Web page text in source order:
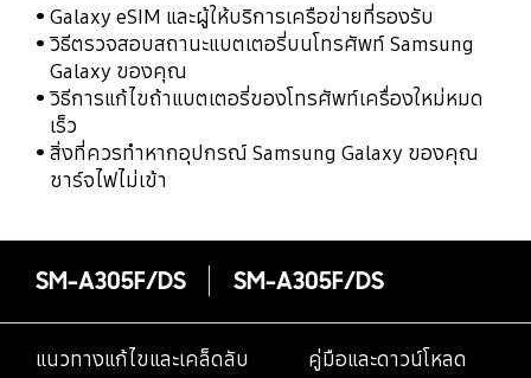
Galaxy eSIM และผู้ให้บริการเครือข่ายที่รองรับ
วิธีตรวจสอบสถานะแบตเตอรี่บนโทรศัพท์ Samsung
Galaxy ของคุณ
วิธีการแก้ไขถ้าแบตเตอรี่ของโทรศัพท์เครื่องใหม่หมด
เร็ว
สิ่งที่ควรทำหากอุปกรณ์ Samsung Galaxy ของคุณ
ชาร์จไฟไม่เข้า
SM-A305F/DS SM-A305F/DS
แนวทางแก้ไขและเคล็ดลับ คู่มือและดาวน์โหลด